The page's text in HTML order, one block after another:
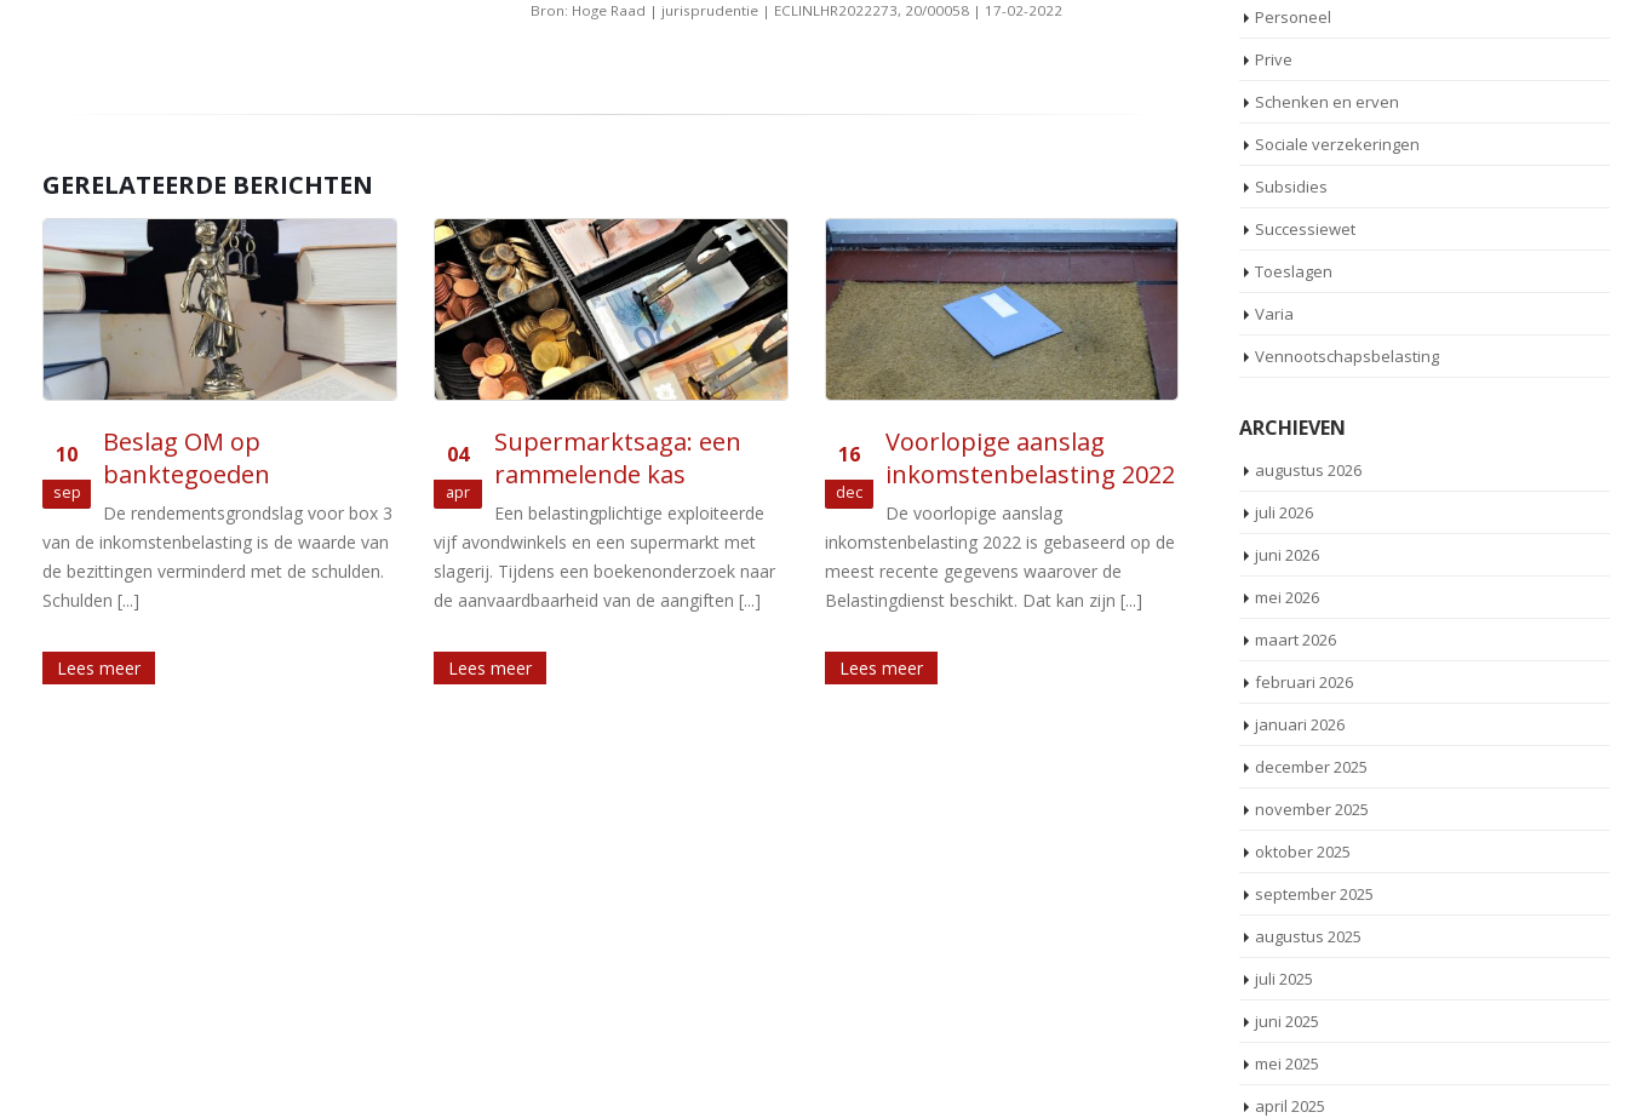
Bron: Hoge Raad | jurisprudentie | ECLINLHR2022273, 20/00058 | 17-02-2022
GERELATEERDE BERICHTEN
04
apr
Supermarktsaga: een
rammelende kas
Een belastingplichtige exploiteerde
vijf avondwinkels en een supermarkt met
slagerij. Tijdens een boekenonderzoek naar
de aanvaardbaarheid van de aangiften [...]
Lees meer
16
dec
Voorlopige aanslag
inkomstenbelasting 2022
De voorlopige aanslag
inkomstenbelasting 2022 is gebaseerd op de
meest recente gegevens waarover de
Belastingdienst beschikt. Dat kan zijn [...]
Lees meer
01
feb
Forfaitaire rendementen
banktegoeden en
schulden 2023 bekend
Het vermogen in box 3 is onderverdeeld in
drie vermogenscategorieën: banktegoeden,
overige bezittingen en schulden. Voor
Voorstel Wet
vermogensbelasting
2024
Naar aanleiding van het arrest van de Hoge
3 hebben enkele [...]
Lees meer
Personeel
Prive
Schenken en erven
Sociale verzekeringen
Subsidies
Successiewet
Toeslagen
Varia
Vennootschapsbelasting
ARCHIEVEN
augustus 2026
juli 2026
juni 2026
mei 2026
maart 2026
februari 2026
januari 2026
december 2025
november 2025
oktober 2025
september 2025
augustus 2025
juli 2025
juni 2025
mei 2025
april 2025